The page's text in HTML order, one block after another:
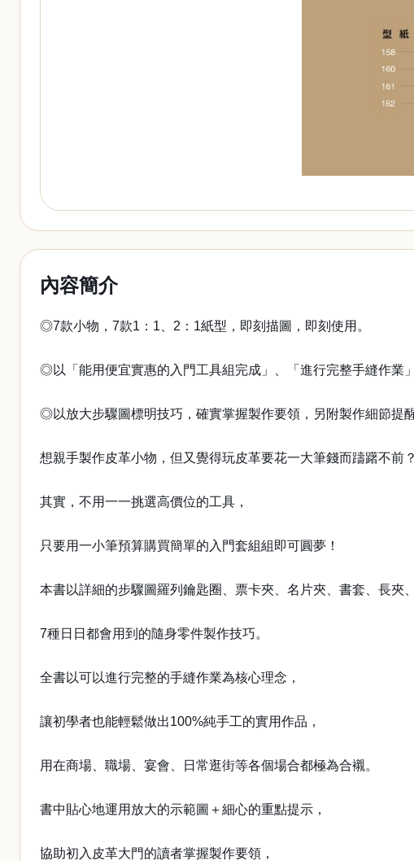
內容簡介
◎7款小物，7款1：1、2：1紙型，即刻描圖，即刻使用。
◎以「能用便宜實惠的入門工具組完成」、「進行完整手縫作業
◎以放大步驟圖標明技巧，確實掌握製作要領，另附製作細節提
想親手製作皮革小物，但又覺得玩皮革要花一大筆錢而躊躇不前？
其實，不用一一挑選高價位的工具，
只要用一小筆預算購買簡單的入門套組組即可圓夢！
本書以詳細的步驟圖羅列鑰匙圈、票卡夾、名片夾、書套、長
7種日日都會用到的隨身零件製作技巧。
全書以可以進行完整的手縫作業為核心理念，
讓初學者也能輕鬆做出100%純手工的實用作品，
用在商場、職場、宴會、日常逛街等各個場合都極為合襯。
書中貼心地運用放大的示範圖＋細心的重點提示，
協助初入皮革大門的讀者掌握製作要領，